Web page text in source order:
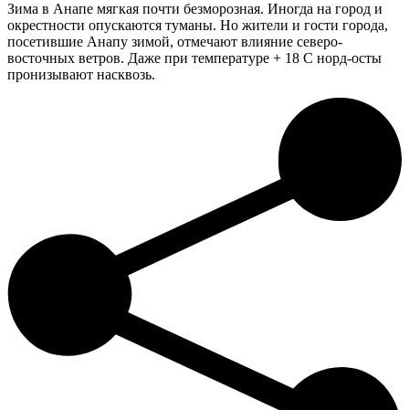
Зима в Анапе мягкая почти безморозная. Иногда на город и
окрестности опускаются туманы. Но жители и гости города,
посетившие Анапу зимой, отмечают влияние северо-
восточных ветров. Даже при температуре + 18 C норд-осты
пронизывают насквозь.